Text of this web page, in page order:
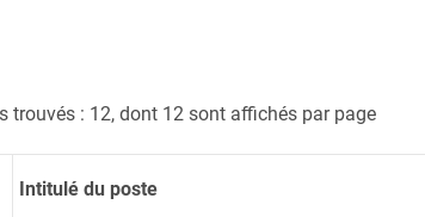
trouvés : 12, dont 12 sont affichés par page
Intitulé du poste